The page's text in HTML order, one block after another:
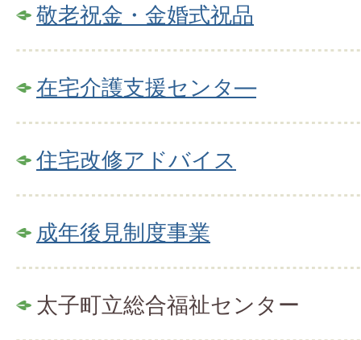
敬老祝金・金婚式祝品
在宅介護支援センタ―
住宅改修アドバイス
成年後見制度事業
太子町立総合福祉センター